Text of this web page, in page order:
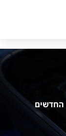
החדשים